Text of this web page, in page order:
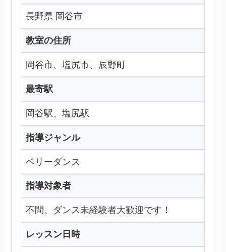
長野県 岡谷市
教室の住所
岡谷市、塩尻市、辰野町
最寄駅
岡谷駅、塩尻駅
指導ジャンル
ベリーダンス
指導対象者
不問、ダンス未経験者大歓迎です！
レッスン日時